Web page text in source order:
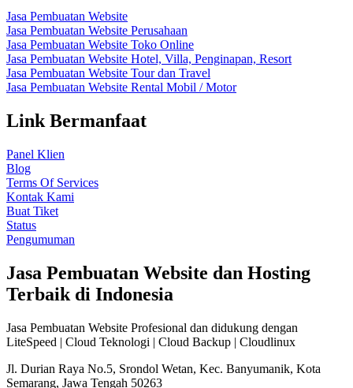
Jasa Pembuatan Website
Jasa Pembuatan Website Perusahaan
Jasa Pembuatan Website Toko Online
Jasa Pembuatan Website Hotel, Villa, Penginapan, Resort
Jasa Pembuatan Website Tour dan Travel
Jasa Pembuatan Website Rental Mobil / Motor
Link Bermanfaat
Panel Klien
Blog
Terms Of Services
Kontak Kami
Buat Tiket
Status
Pengumuman
Jasa Pembuatan Website dan Hosting
Terbaik di Indonesia
Jasa Pembuatan Website Profesional dan didukung dengan
LiteSpeed | Cloud Teknologi | Cloud Backup | Cloudlinux
Jl. Durian Raya No.5, Srondol Wetan, Kec. Banyumanik, Kota
Semarang, Jawa Tengah 50263